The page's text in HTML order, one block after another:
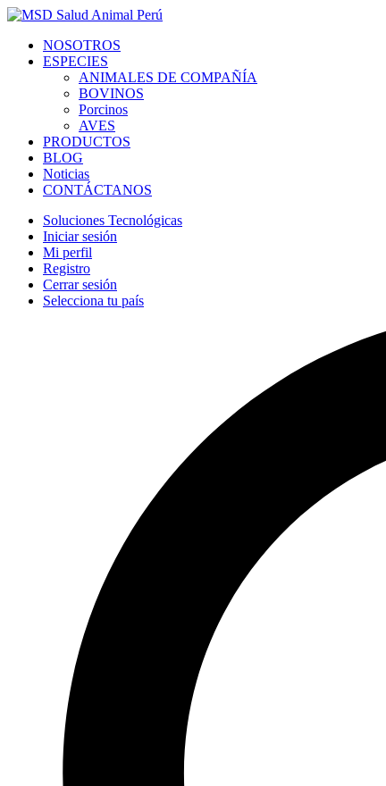
NOSOTROS
ESPECIES
ANIMALES DE COMPAÑÍA
BOVINOS
Porcinos
AVES
PRODUCTOS
BLOG
Noticias
CONTÁCTANOS
Soluciones Tecnológicas
Iniciar sesión
Mi perfil
Registro
Cerrar sesión
Selecciona tu país